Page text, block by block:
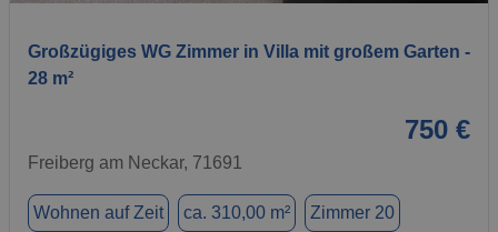
Großzügiges WG Zimmer in Villa mit großem Garten -
28 m²
750 €
Freiberg am Neckar, 71691
Wohnen auf Zeit ca. 310,00 m² Zimmer 20